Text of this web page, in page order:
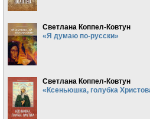
Светлана Коппел-Ковтун
«Я думаю по-русски»
Светлана Коппел-Ковтун
«Ксеньюшка, голубка